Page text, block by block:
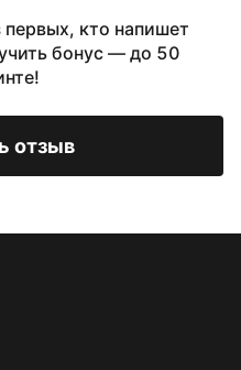
кто напишет
бонус — до 50
отзыв